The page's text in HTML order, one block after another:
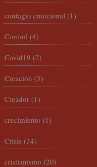
contagio emocional (1)
Control (4)
Covid19 (2)
Creación (3)
Creador (1)
crecimiento (1)
Crisis (34)
cristianismo (20)